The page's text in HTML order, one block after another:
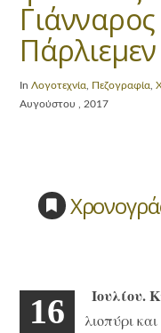
Πάρλιεμεν
InΛογοτεχνία Πεζογραφία ,
Αυγούστου , 2017
16 Ιουλίου.
λιοπύρι